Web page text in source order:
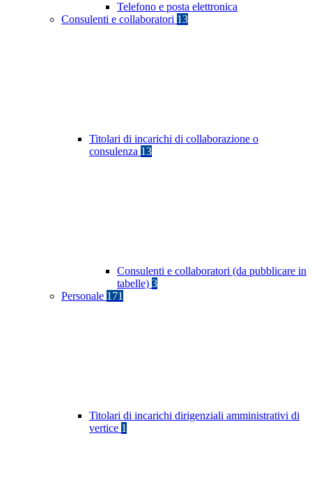
Telefono e posta elettronica
Consulenti e collaboratori 13
Titolari di incarichi di collaborazione o
consulenza 13
Consulenti e collaboratori (da pubblicare in
tabelle) 3
Personale 171
Titolari di incarichi dirigenziali amministrativi di
vertice 1